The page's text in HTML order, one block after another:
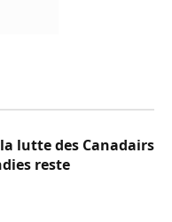
lutte des Canadairs
reste